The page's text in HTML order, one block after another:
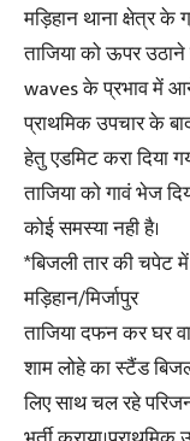
मड़िहान थाना क्षेत्र
ताजिया को ऊपर
waves के प्रभाव में
प्राथमिक उपचार के
हेतु एडमिट करा दिया
ताजिया को गावं भेज
कोई समस्या नही है।
*बिजली तार की
मड़िहान/मिर्जापुर
ताजिया दफन कर घर
शाम लोहे का स्टैंड
लिए साथ चल रहे